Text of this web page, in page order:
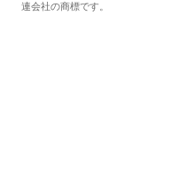
連会社の商標です。